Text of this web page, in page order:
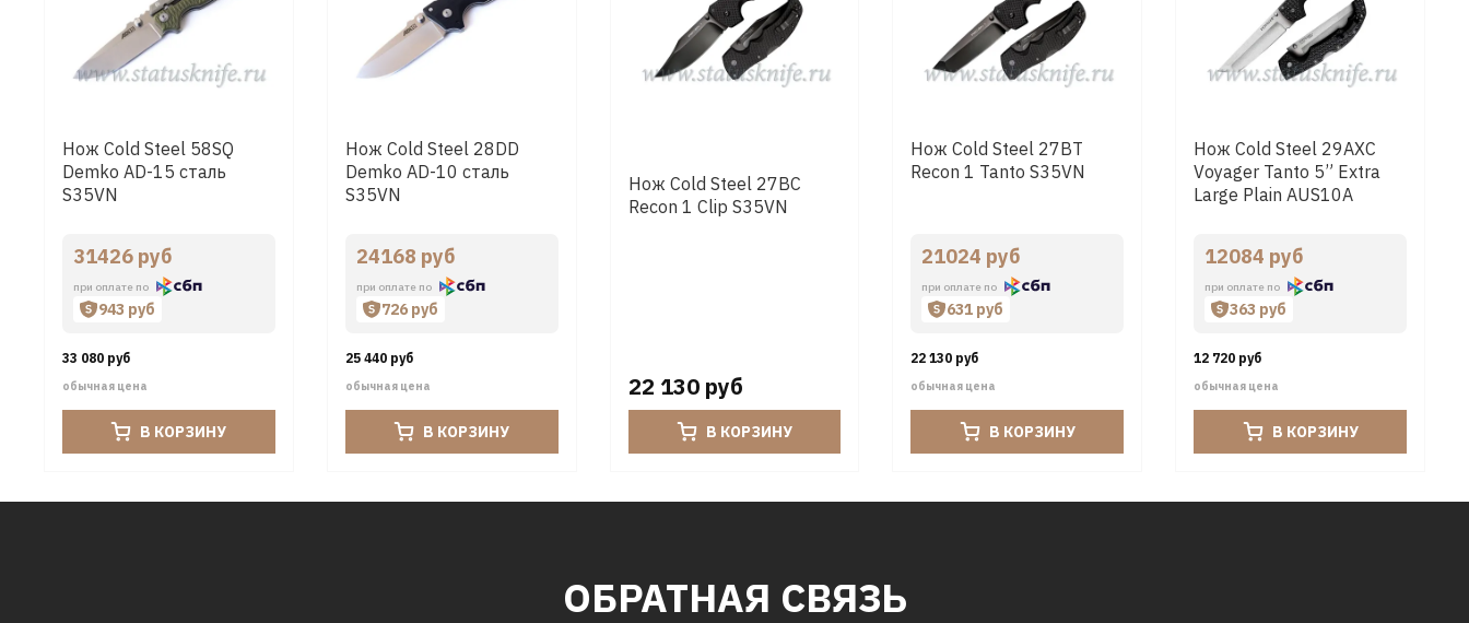
Нож Cold Steel 58SQ
Demko AD-15 сталь
S35VN
31426 руб
при оплате по
943 руб
33 080 руб
обычная цена
В КОРЗИНУ
Нож Cold Steel 28DD
Demko AD-10 сталь
S35VN
24168 руб
при оплате по
726 руб
25 440 руб
обычная цена
В КОРЗИНУ
Нож Cold Steel 27BC
Recon 1 Clip S35VN
22 130 руб
В КОРЗИНУ
Нож Cold Steel 27BT
Recon 1 Tanto S35VN
21024 руб
при оплате по
631 руб
22 130 руб
обычная цена
В КОРЗИНУ
Нож Cold Steel 29AXC
Voyager Tanto 5” Extra
Large Plain AUS10A
12084 руб
при оплате по
363 руб
12 720 руб
обычная цена
В КОРЗИНУ
ОБРАТНАЯ СВЯЗЬ